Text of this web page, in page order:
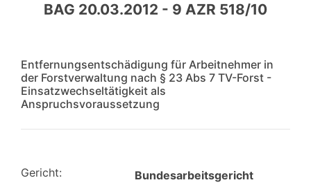
BAG 20.03.2012 - 9 AZR 518/10
Entfernungsentschädigung für Arbeitnehmer in
der Forstverwaltung nach § 23 Abs 7 TV-Forst -
Einsatzwechseltätigkeit als
Anspruchsvoraussetzung
Gericht:
Bundesarbeitsgericht